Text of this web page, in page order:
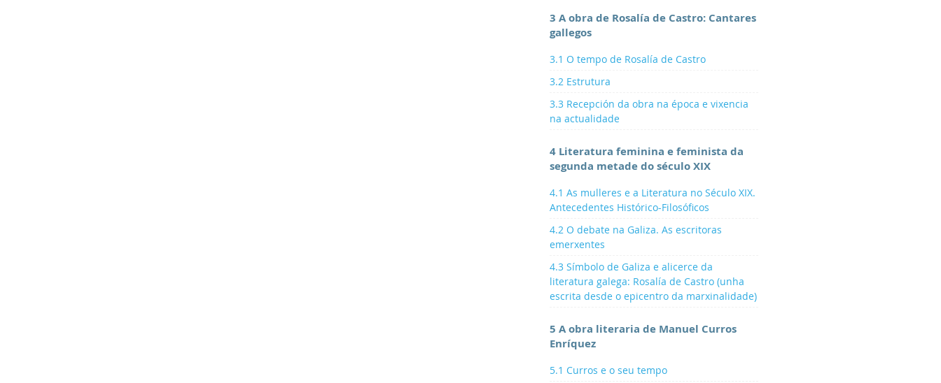
3 A obra de Rosalía de Castro: Cantares
gallegos
3.1 O tempo de Rosalía de Castro
3.2 Estrutura
3.3 Recepción da obra na época e vixencia
na actualidade
4 Literatura feminina e feminista da
segunda metade do século XIX
4.1 As mulleres e a Literatura no Século XIX.
Antecedentes Histórico-Filosóficos
4.2 O debate na Galiza. As escritoras
emerxentes
4.3 Símbolo de Galiza e alicerce da
literatura galega: Rosalía de Castro (unha
escrita desde o epicentro da marxinalidade)
5 A obra literaria de Manuel Curros
Enríquez
5.1 Curros e o seu tempo